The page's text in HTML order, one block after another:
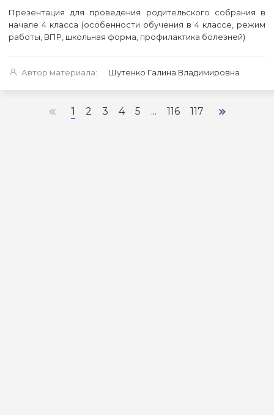
Презентация для проведения родительского собрания в
начале 4 класса (особенности обучения в 4 классе, режим
работы, ВПР, школьная форма, профилактика болезней)
Автор материала: Шутенко Галина Владимировна
1 2 3 4 5 ... 116 117